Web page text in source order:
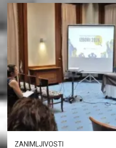
ZANIMLJIVOSTI